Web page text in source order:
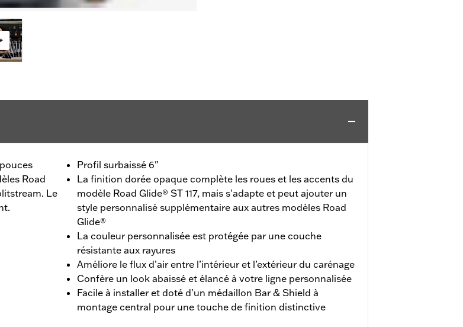
Road
Le
Profil surbaissé 6"
La finition dorée opaque complète les roues et les accents du
modèle Road Glide® ST 117, mais s'adapte et peut ajouter un
style personnalisé supplémentaire aux autres modèles Road
Glide®
La couleur personnalisée est protégée par une couche
résistante aux rayures
Améliore le flux d’air entre l’intérieur et l’extérieur du carénage
Confère un look abaissé et élancé à votre ligne personnalisée
Facile à installer et doté d'un médaillon Bar & Shield à
montage central pour une touche de finition distinctive